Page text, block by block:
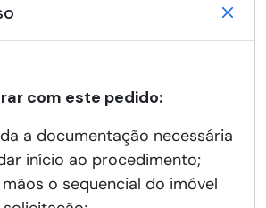
com este pedido:
a documentação necessária
início ao procedimento;
mãos o sequencial do imóvel